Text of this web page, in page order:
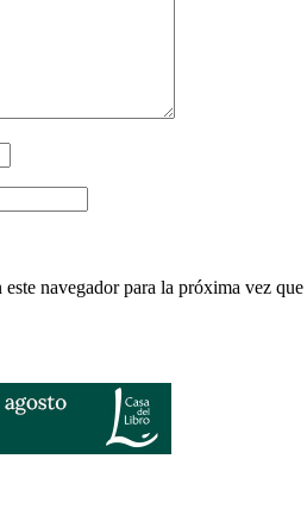
navegador para la próxima vez que